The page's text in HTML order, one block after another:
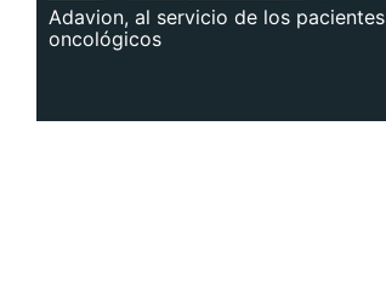
Adavion, al servicio de los pacientes
oncológicos